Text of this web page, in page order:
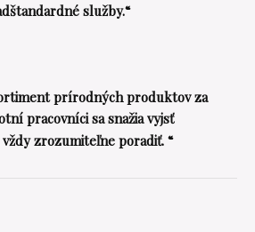
služby.“
prírodných produktov za
pracovníci sa snažia vyjsť
zrozumiteľne poradiť. “